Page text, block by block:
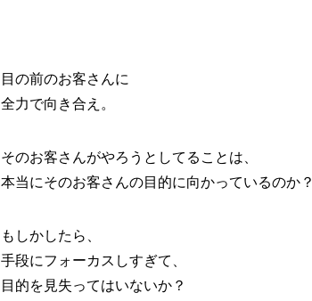
目の前のお客さんに
全力で向き合え。
そのお客さんがやろうとしてることは、
本当にそのお客さんの目的に向かっているのか？
もしかしたら、
手段にフォーカスしすぎて、
目的を見失ってはいないか？